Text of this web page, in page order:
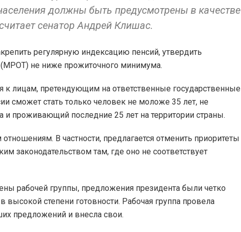
должны быть предусмотрены в качестве
сенатор Андрей Клишас.
регулярную индексацию пенсий, утвердить
не ниже прожиточного минимума.
к лицам, претендующим на ответственные государственные
сможет стать только человек не моложе 35 лет, не
проживающий последние 25 лет на территории страны.
В частности, предлагается отменить приоритеты
законодательством там, где оно не соответствует
рабочей группы, предложения президента были четко
степени готовности. Рабочая группа провела
предложений и внесла свои.